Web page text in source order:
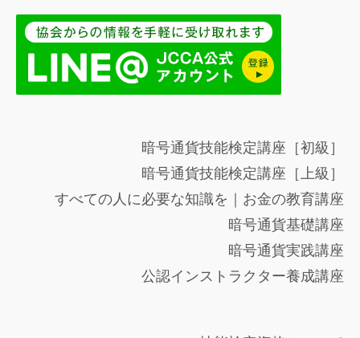
暗号通貨技能検定講座［初級］
暗号通貨技能検定講座［上級］
すべての人に必要な知識を｜お金の教育講座
暗号通貨基礎講座
暗号通貨実践講座
公認インストラクター養成講座